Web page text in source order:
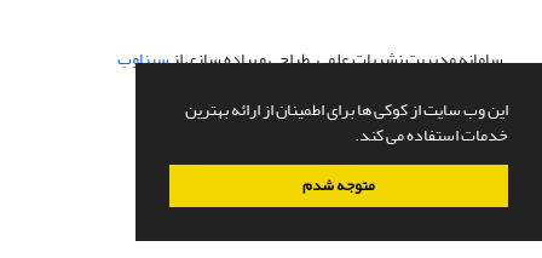
این وب سایت از کوکی ها برای اطمینان از ارائه بهترین
خدمات استفاده می کند.
متوجه شدم
سامانه مدیریت نشریات علمی.طراحی و پیاده سازی ازسیناوب